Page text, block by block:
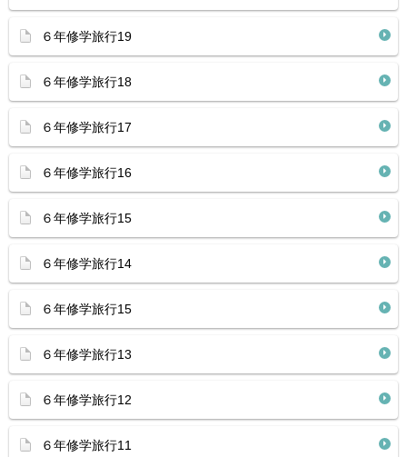
６年修学旅行19
６年修学旅行18
６年修学旅行17
６年修学旅行16
６年修学旅行15
６年修学旅行14
６年修学旅行15
６年修学旅行13
６年修学旅行12
６年修学旅行11